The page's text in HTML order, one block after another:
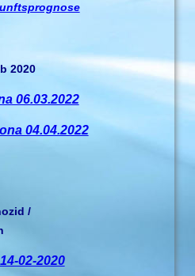
2020
06.03.2022
04.04.2022
/
02-2020